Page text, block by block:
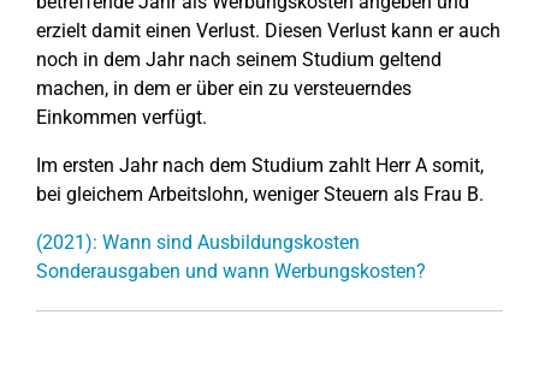
erzielt damit einen Verlust. Diesen Verlust kann er auch
noch in dem Jahr nach seinem Studium geltend
machen, in dem er über ein zu versteuerndes
Einkommen verfügt.
Im ersten Jahr nach dem Studium zahlt Herr A somit,
bei gleichem Arbeitslohn, weniger Steuern als Frau B.
(2021): Wann sind Ausbildungskosten
Sonderausgaben und wann Werbungskosten?